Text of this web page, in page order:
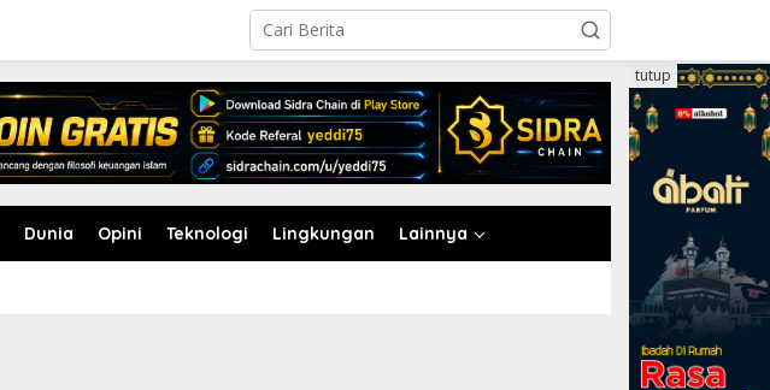
Dunia Opini Teknologi Lingkungan Lainnya
tutup